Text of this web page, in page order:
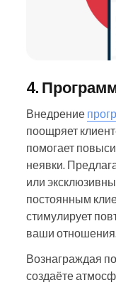
4.
Внедрение
поощряет
помогает
неявки.
или
постоянным
стимулирует
ваши отношения.
Вознаграждая
создаёте